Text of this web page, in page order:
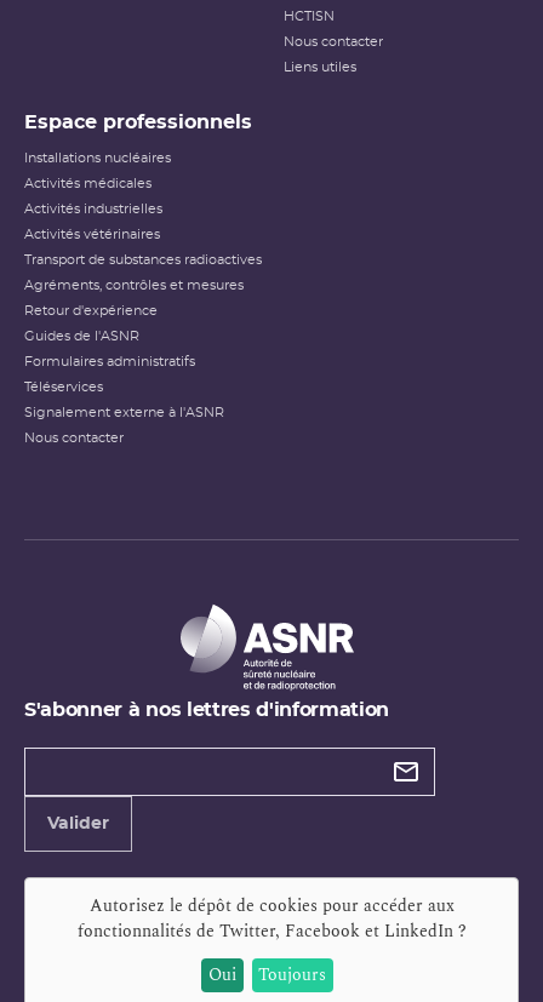
Échelle INES pour le
classement des incidents et
HCTISN
Nous contacter
Liens utiles
Espace professionnels
Installations nucléaires
Activités médicales
Activités industrielles
Activités vétérinaires
Transport de substances radioactives
Agréments, contrôles et mesures
Retour d'expérience
Guides de l'ASNR
Formulaires administratifs
Téléservices
Signalement externe à l'ASNR
Nous contacter
S'abonner à nos lettres d'information
Types de
Valider
Autorisez le dépôt de cookies pour accéder aux
fonctionnalités de Twitter, Facebook et LinkedIn?
Oui
Toujours